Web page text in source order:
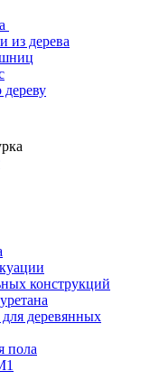
из дерева
конструкций
деревянных
пола